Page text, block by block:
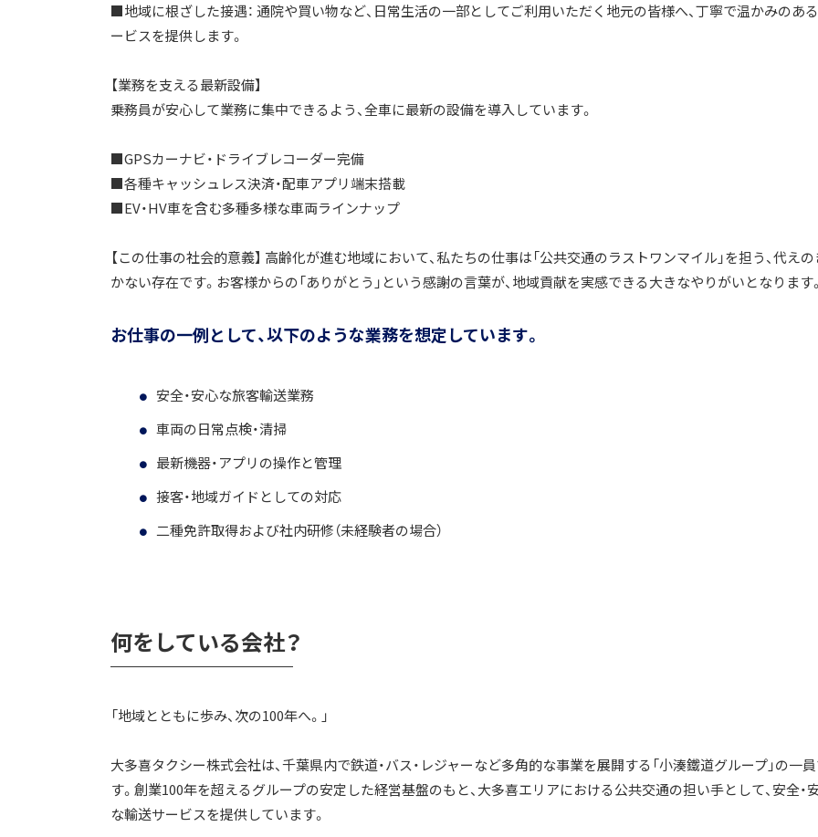
■地域に根ざした接遇： 通院や買い物など、日常生活の一部としてご利用いただく地元の皆様へ、丁寧で温かみのあ
ービスを提供します。
【業務を支える最新設備】
乗務員が安心して業務に集中できるよう、全車に最新の設備を導入しています。
■GPSカーナビ・ドライブレコーダー完備
■各種キャッシュレス決済・配車アプリ端末搭載
■EV・HV車を含む多種多様な車両ラインナップ
【この仕事の社会的意義】 高齢化が進む地域において、私たちの仕事は「公共交通のラストワンマイル」を担う、代え
かない存在です。お客様からの「ありがとう」という感謝の言葉が、地域貢献を実感できる大きなやりがいとなります
お仕事の一例として、以下のような業務を想定しています。
安全・安心な旅客輸送業務
車両の日常点検・清掃
最新機器・アプリの操作と管理
接客・地域ガイドとしての対応
二種免許取得および社内研修（未経験者の場合）
何をしている会社？
「地域とともに歩み、次の100年へ。」
大多喜タクシー株式会社は、千葉県内で鉄道・バス・レジャーなど多角的な事業を展開する「小湊鐵道グループ」の一
す。創業100年を超えるグループの安定した経営基盤のもと、大多喜エリアにおける公共交通の担い手として、安全・
な輸送サービスを提供しています。